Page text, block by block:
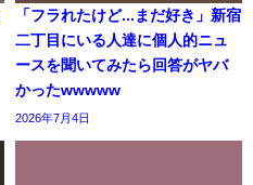
「フラれたけど...まだ好き」新宿
二丁目にいる人達に個人的ニュ
ースを聞いてみたら回答がヤバ
かったwwwww
2026年7月4日